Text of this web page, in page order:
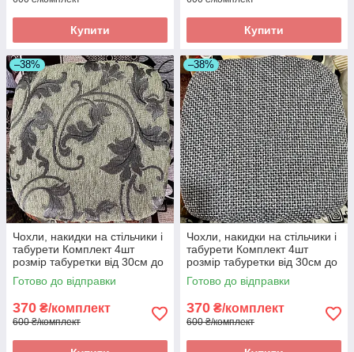
Купити Купити
–38%
Чохли, накидки на стільчики і
табурети Комплект 4шт
розмір табуретки від 30см до
34см. Висока якість
Готово до відправки
370 ₴/комплект
600 ₴/комплект
–38%
Чохли, накидки на стільчики і
табурети Комплект 4шт
розмір табуретки від 30см до
34см. Висока якість
Готово до відправки
370 ₴/комплект
600 ₴/комплект